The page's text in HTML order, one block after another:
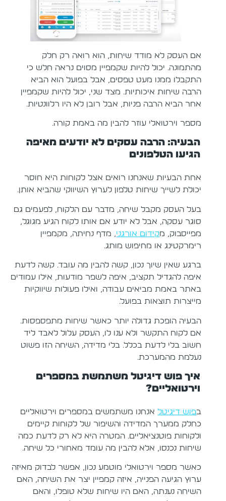
אם העסק לא מודד שיחות, הוא רואה רק חלק
מהתמונה. יכול להיות שקמפיין מסוים נראה חלש כי
התקבלו ממנו מעט טפסים, אבל בפועל הוא הביא
הרבה שיחות איכותיות. מצד שני, יכול להיות שקמפיין
אחר הביא הרבה פניות, אבל רובן לא היו רלוונטיות.
מספר וירטואלי עוזר להבין מה באמת קורה.
הבעיה: הרבה עסקים לא יודעים מאיפה
הגיעו הטלפונים
אחת הבעיות שאנחנו רואים אצל לקוחות היא חוסר
יכולת לשייך שיחות טלפון לערוץ השיווקי שהביא אותן.
בעל העסק מקבל שיחה, מדבר עם הלקוח, לפעמים גם
סוגר עסקה, אבל לא יודע אם אותו לקוח הגיע מגוגל,
מפייסבוק, מקידום אורגני, מדף נחיתה, מקמפיין
רימרקטינג או מחיפוש מותג.
ברגע שאין שיוך נכון, קשה להבין מה עובד. קשה לדעת
איפה להגדיל תקציב, איפה לשפר מודעות, אילו עמודים
באתר באמת מביאים עבודה, ואילו פעולות שיווקיות
מייצרות תוצאות בפועל.
הבעיה הופכת גדולה יותר כאשר שיחות מתפספסות.
אם לקוח התקשר ולא ענו לו, העסק עלול לאבד ליד
חשוב בלי לדעת בכלל. בלי מדידה, השיחה הזו פשוט
נעלמת מהמערכת.
איך פוש דיגיטל משתמשת במספרים
וירטואליים?
בפוש דיגיטלאנחנו משתמשים במספרים וירטואליים
כחלק ממערך המדידה והשיפור של לקוחות קיימים
ולקוחות פוטנציאליים. המטרה היא לא רק לדעת כמה
שיחות נכנסו, אלא להבין מה עומד מאחורי כל שיחה.
כאשר מספר וירטואלי מוטמע נכון, אפשר לבדוק מאיזה
ערוץ הגיעה הפנייה, איזה קמפיין יצר את השיחה, האם
השיחה נענתה, האם היו שיחות שלא טופלו, והאם